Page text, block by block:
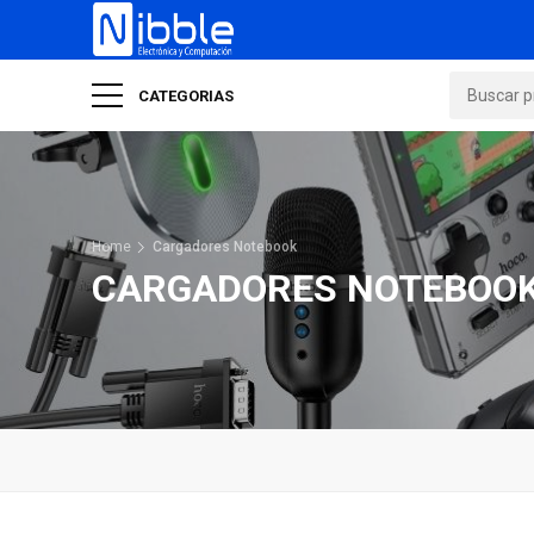
CATEGORIAS
Home Cargadores Notebook
CARGADORES